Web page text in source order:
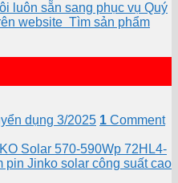
luôn sẵn sang phục vụ Quý
website Tìm sản phẩm
dụng 3/2025 1 Comment
Solar 570-590Wp 72HL4-
pin Jinko solar công suất cao